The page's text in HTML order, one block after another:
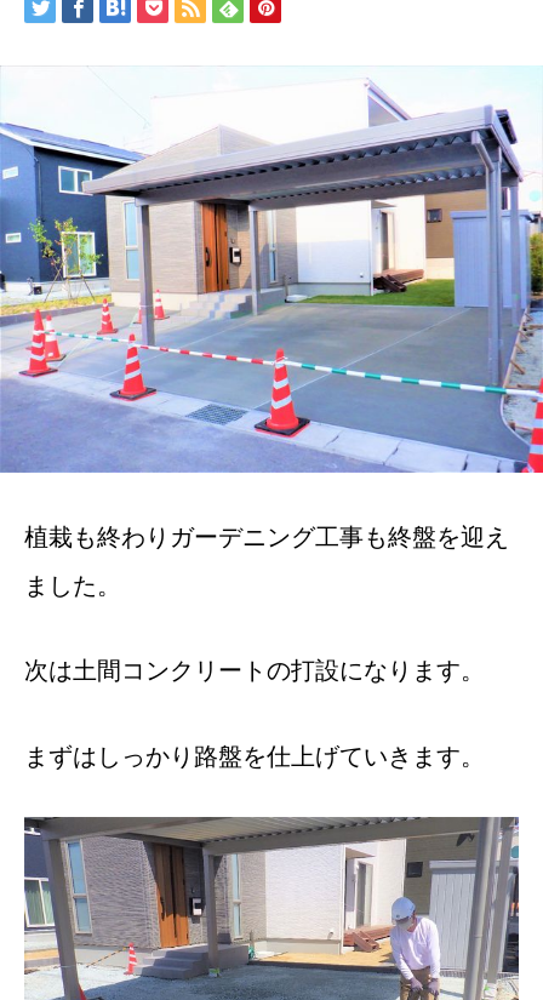
植栽も終わりガーデニング工事も終盤を迎え
ました。
次は土間コンクリートの打設になります。
まずはしっかり路盤を仕上げていきます。